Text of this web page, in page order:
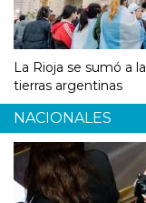
La Rioja se sumó a
tierras argentinas
NACIONALES